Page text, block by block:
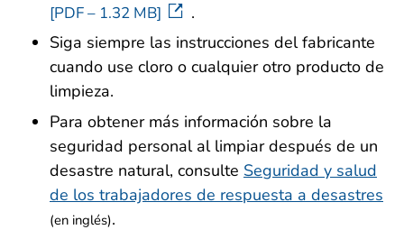
[PDF – 1.32 MB]
.
Siga siempre las instrucciones del fabricante
cuando use cloro o cualquier otro producto de
limpieza.
Para obtener más información sobre la
seguridad personal al limpiar después de un
desastre natural, consulte Seguridad y salud
de los trabajadores de respuesta a desastres
(en inglés).